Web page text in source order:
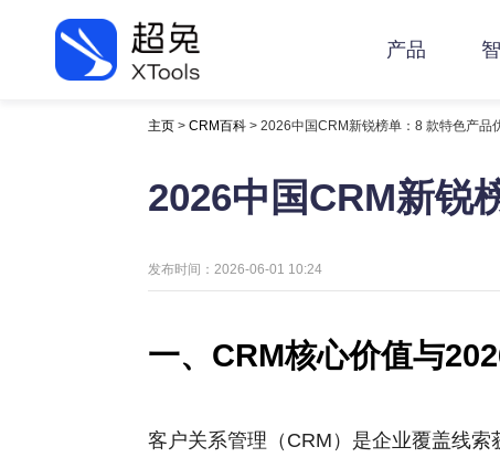
产品
主页 >CRM百科 > 2026中国CRM新锐榜单：8 款特色产品
2026中国CRM新锐
发布时间：2026-06-01 10:24
一、CRM核心价值与
客户关系管理（CRM）是企业覆盖线